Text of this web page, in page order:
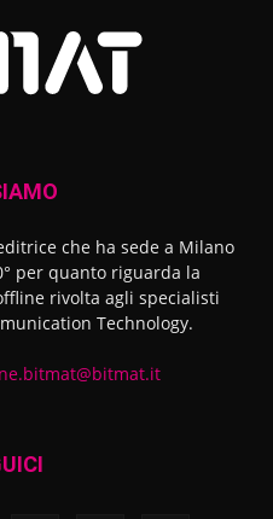
che ha sede a Milano
per quanto riguarda la
rivolta agli specialisti
Technology.